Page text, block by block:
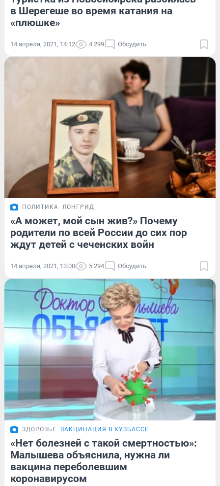
в Шерегеше во время катания на
«плюшке»
14 апреля, 2021, 14:12 4 299 Обсудить
ПОЛИТИКА ЛОНГРИД
«А может, мой сын жив?» Почему
родители по всей России до сих пор
ждут детей с чеченских войн
14 апреля, 2021, 13:00 5 294 Обсудить
ЗДОРОВЬЕ ВАКЦИНАЦИЯ В КУЗБАССЕ
«Нет болезней с такой смертностью»:
Малышева объяснила, нужна ли
вакцина переболевшим
коронавирусом